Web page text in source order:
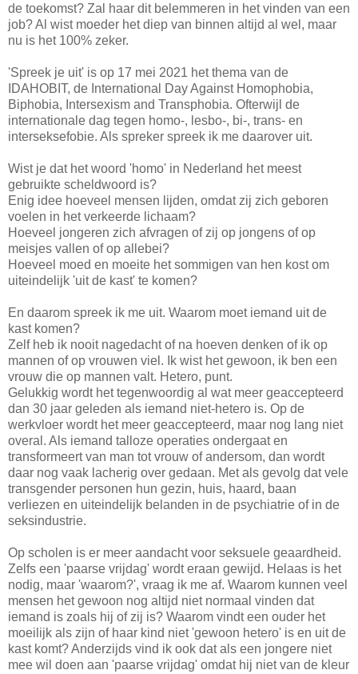
de toekomst? Zal haar dit belemmeren in het vinden van een
job? Al wist moeder het diep van binnen altijd al wel, maar
nu is het 100% zeker.
'Spreek je uit' is op 17 mei 2021 het thema van de
IDAHOBIT, de International Day Against Homophobia,
Biphobia, Intersexism and Transphobia. Ofterwijl de
internationale dag tegen homo-, lesbo-, bi-, trans- en
interseksefobie. Als spreker spreek ik me daarover uit.
Wist je dat het woord 'homo' in Nederland het meest
gebruikte scheldwoord is?
Enig idee hoeveel mensen lijden, omdat zij zich geboren
voelen in het verkeerde lichaam?
Hoeveel jongeren zich afvragen of zij op jongens of op
meisjes vallen of op allebei?
Hoeveel moed en moeite het sommigen van hen kost om
uiteindelijk 'uit de kast' te komen?
En daarom spreek ik me uit. Waarom moet iemand uit de
kast komen?
Zelf heb ik nooit nagedacht of na hoeven denken of ik op
mannen of op vrouwen viel. Ik wist het gewoon, ik ben een
vrouw die op mannen valt. Hetero, punt.
Gelukkig wordt het tegenwoordig al wat meer geaccepteerd
dan 30 jaar geleden als iemand niet-hetero is. Op de
werkvloer wordt het meer geaccepteerd, maar nog lang niet
overal. Als iemand talloze operaties ondergaat en
transformeert van man tot vrouw of andersom, dan wordt
daar nog vaak lacherig over gedaan. Met als gevolg dat vele
transgender personen hun gezin, huis, haard, baan
verliezen en uiteindelijk belanden in de psychiatrie of in de
seksindustrie.
Op scholen is er meer aandacht voor seksuele geaardheid.
Zelfs een 'paarse vrijdag' wordt eraan gewijd. Helaas is het
nodig, maar 'waarom?', vraag ik me af. Waarom kunnen veel
mensen het gewoon nog altijd niet normaal vinden dat
iemand is zoals hij of zij is? Waarom vindt een ouder het
moeilijk als zijn of haar kind niet 'gewoon hetero' is en uit de
kast komt? Anderzijds vind ik ook dat als een jongere niet
mee wil doen aan 'paarse vrijdag' omdat hij niet van de kleur